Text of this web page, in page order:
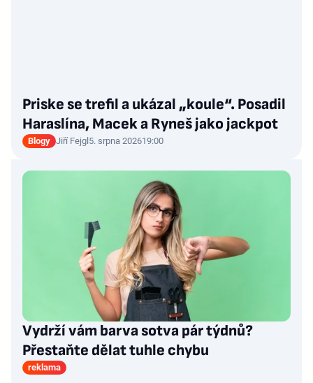
Priske se trefil a ukázal „koule“. Posadil
Haraslína, Macek a Ryneš jako jackpot
Blogy Jiří Fejgl 5. srpna 202619:00
Vydrží vám barva sotva pár týdnů?
Přestaňte dělat tuhle chybu
reklama